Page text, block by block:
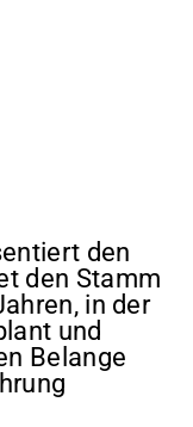
den
den Stamm
in der
und
Belange